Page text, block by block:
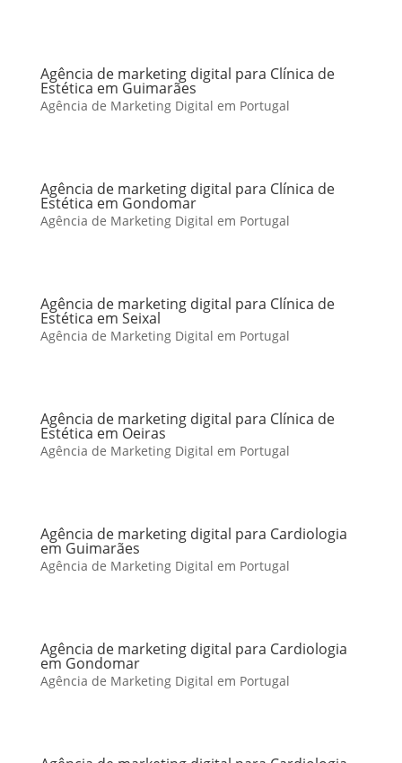
Agência de marketing digital para Clínica de
Estética em Guimarães
Agência de Marketing Digital em Portugal
Agência de marketing digital para Clínica de
Estética em Gondomar
Agência de Marketing Digital em Portugal
Agência de marketing digital para Clínica de
Estética em Seixal
Agência de Marketing Digital em Portugal
Agência de marketing digital para Clínica de
Estética em Oeiras
Agência de Marketing Digital em Portugal
Agência de marketing digital para Cardiologia
em Guimarães
Agência de Marketing Digital em Portugal
Agência de marketing digital para Cardiologia
em Gondomar
Agência de Marketing Digital em Portugal